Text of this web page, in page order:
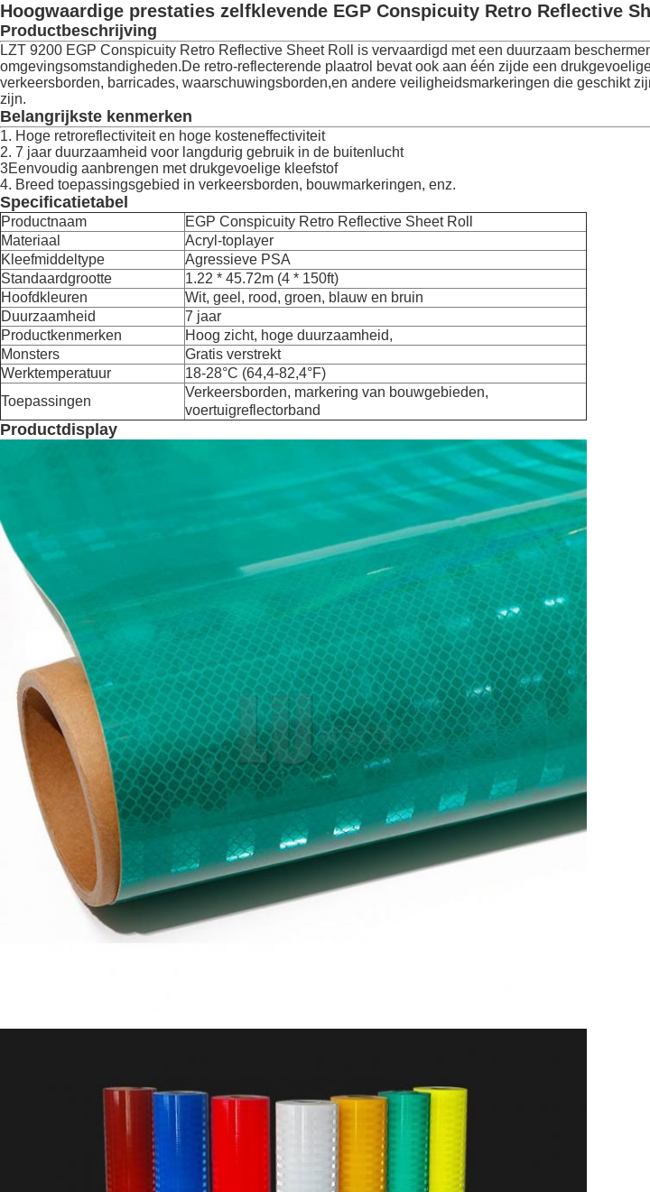
Hoogwaardige prestaties zelfklevende EGP Conspicuity Retro Reflective
Productbeschrijving
LZT 9200 EGP Conspicuity Retro Reflective Sheet Roll is vervaardigd met een duurzaam
omgevingsomstandigheden.De retro-reflecterende plaatrol bevat ook aan één zijde een
verkeersborden, barricades, waarschuwingsborden,en andere veiligheidsmarkeringen die geschikt
zijn.
Belangrijkste kenmerken
1. Hoge retroreflectiviteit en hoge kosteneffectiviteit
2. 7 jaar duurzaamheid voor langdurig gebruik in de buitenlucht
3Eenvoudig aanbrengen met drukgevoelige kleefstof
4. Breed toepassingsgebied in verkeersborden, bouwmarkeringen, enz.
Specificatietabel
Productnaam
EGP Conspicuity Retro Reflective Sheet Roll
Materiaal
Acryl-toplayer
Kleefmiddeltype
Agressieve PSA
Standaardgrootte
1.22 * 45.72m (4 * 150ft)
Hoofdkleuren
Wit, geel, rood, groen, blauw en bruin
Duurzaamheid
7 jaar
Productkenmerken
Hoog zicht, hoge duurzaamheid,
Monsters
Gratis verstrekt
Werktemperatuur
18-28°C (64,4-82,4°F)
Toepassingen
Verkeersborden, markering van bouwgebieden,
voertuigreflectorband
Productdisplay